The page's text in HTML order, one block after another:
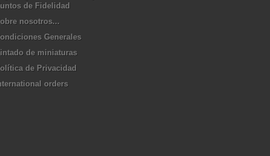
de Fidelidad
nosotros...
Generales
de miniaturas
de Privacidad
orders